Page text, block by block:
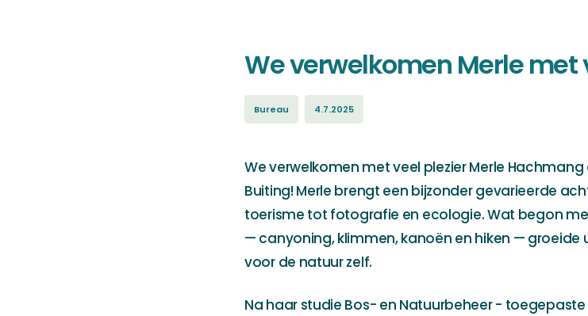
We verwelkomen Merle met
Bureau 4.7.2025
We verwelkomen met veel plezier Merle
Buiting! Merle brengt een bijzonder gevarieerde
toerisme tot fotografie en ecologie. Wat begon
— canyoning, klimmen, kanoën en hiken —
voor de natuur zelf.
Na haar studie Bos- en Natuurbeheer -